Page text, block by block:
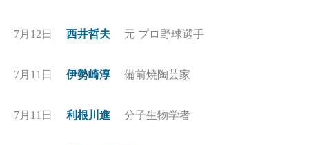
7月12日 西井哲夫 元 プロ野球選手
7月11日 伊勢崎淳 備前焼陶芸家
7月11日 利根川進 分子生物学者